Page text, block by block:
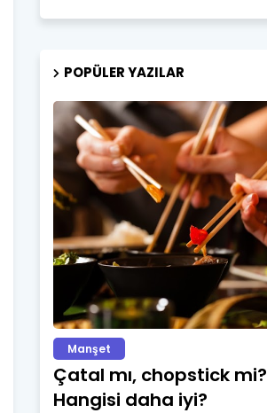
POPÜLER YAZILAR
Manşet
Çatal mı, chopstick mi?
Hangisi daha iyi?